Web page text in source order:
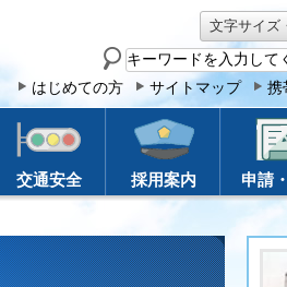
文字サイズ
サ
イ
ト
はじめての方
サイトマップ 携
交通安全 採用案内 申請